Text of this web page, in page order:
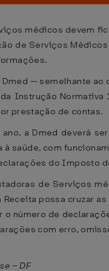
médicos devem
de Serviços
Dmed — semelhante
Instrução
prestação de contas.
a Dmed deverá
saúde, com
do Imposto
de Serviços
Receita possa cruzar
o número de
com erro,
– DF